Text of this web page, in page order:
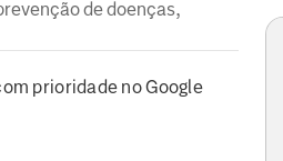
de doenças,
prioridade no Google